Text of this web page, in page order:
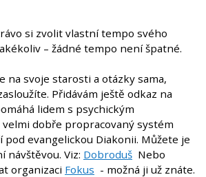
si zvolit vlastní tempo svého
– žádné tempo není špatné.
na svoje starosti a otázky sama,
Přidávám ještě odkaz na
lidem s psychickým
dobře propracovaný systém
evangelickou Diakonii. Můžete je
návštěvou. Viz: Dobroduš Nebo
organizaci Fokus - možná ji už znáte.